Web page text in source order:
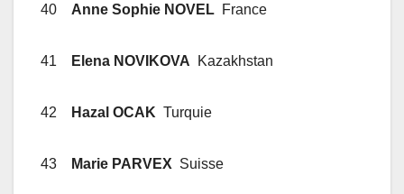
40 Anne Sophie NOVEL France
41 Elena NOVIKOVA Kazakhstan
42 Hazal OCAK Turquie
43 Marie PARVEX Suisse